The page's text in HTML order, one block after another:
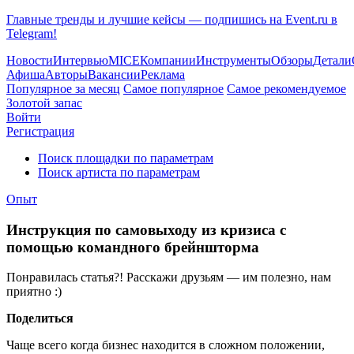
Главные тренды и лучшие кейсы — подпишись на Event.ru в
Telegram!
НовостиИнтервьюMICEКомпанииИнструментыОбзорыДетали
АфишаАвторыВакансииРеклама
Популярное за месяц Самое популярное Самое рекомендуемое
Золотой запас
Войти
Регистрация
Поиск площадки по параметрам
Поиск артиста по параметрам
Опыт
Инструкция по самовыходу из кризиса с
помощью командного брейншторма
Понравилась статья?! Расскажи друзьям — им полезно, нам
приятно :)
Поделиться
Чаще всего когда бизнес находится в сложном положении,